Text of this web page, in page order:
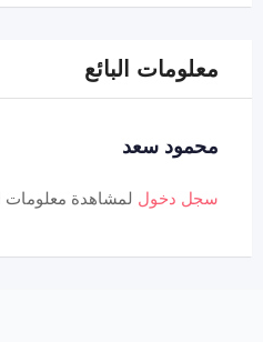
معلومات البائع
محمود سعد
سجل دخول لمشاهدة معلومات